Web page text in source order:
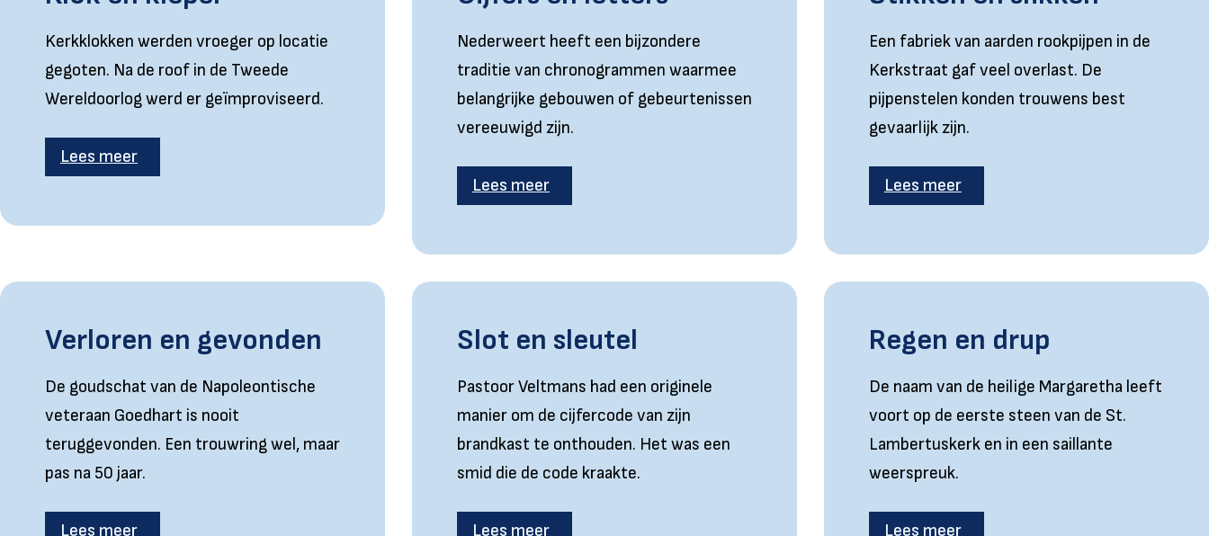
Kerkklokken werden vroeger op locatie
gegoten. Na de roof in de Tweede
Wereldoorlog werd er geïmproviseerd.
Lees meer
Nederweert heeft een bijzondere
traditie van chronogrammen waarmee
belangrijke gebouwen of gebeurtenissen
vereeuwigd zijn.
Lees meer
Een fabriek van aarden rookpijpen in de
Kerkstraat gaf veel overlast. De
pijpenstelen konden trouwens best
gevaarlijk zijn.
Lees meer
Verloren en gevonden
De goudschat van de Napoleontische
veteraan Goedhart is nooit
teruggevonden. Een trouwring wel, maar
pas na 50 jaar.
Lees meer
Slot en sleutel
Pastoor Veltmans had een originele
manier om de cijfercode van zijn
brandkast te onthouden. Het was een
smid die de code kraakte.
Lees meer
Regen en drup
De naam van de heilige Margaretha leeft
voort op de eerste steen van de St.
Lambertuskerk en in een saillante
weerspreuk.
Lees meer